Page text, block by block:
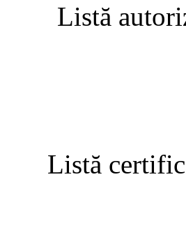
Listă
Listă